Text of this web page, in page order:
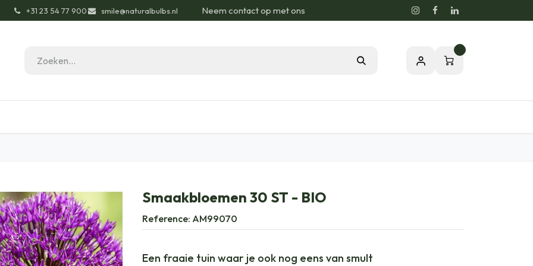
͏+31 23 54 77 900 smile@naturalbulbs.nl Neem contact op met ons
Smaakbloemen 30 ST - BIO
Reference: AM99070
Een fraaie tuin waar je ook nog eens van smult